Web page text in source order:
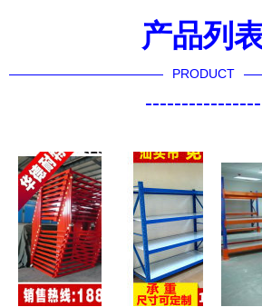
产品列
PRODUCT
----------------